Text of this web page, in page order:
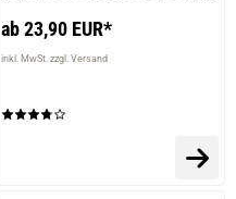
ab 23,90 EUR*
inkl. MwSt. zzgl. Versand